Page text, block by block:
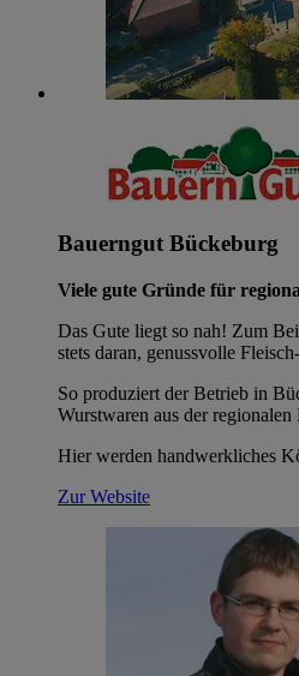
Bauerngut Bückeburg
Viele gute Gründe für
Das Gute liegt so nah! Zum
stets daran, genussvolle
So produziert der Betrieb in
Wurstwaren aus der
Hier werden handwerkliches
Zur Website